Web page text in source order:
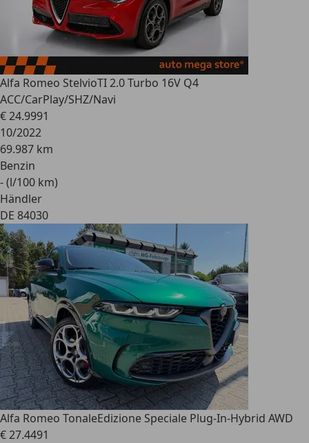
Alfa Romeo StelvioTI 2.0 Turbo 16V Q4
ACC/CarPlay/SHZ/Navi
€ 24.9991
10/2022
69.987 km
Benzin
- (l/100 km)
Händler
DE 84030
Alfa Romeo TonaleEdizione Speciale Plug-In-Hybrid AWD
€ 27.4491